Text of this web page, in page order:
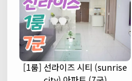
[1룸] 선라이즈 시티 (sunrise